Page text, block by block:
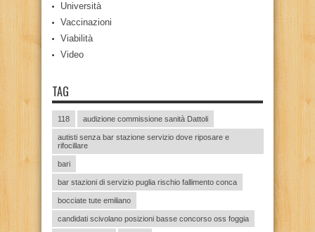
Università
Vaccinazioni
Viabilità
Video
TAG
118 audizione commissione sanità Dattoli
autisti senza bar stazione servizio dove riposare e
rifocillare
bari
bar stazioni di servizio puglia rischio fallimento conca
bocciate tute emiliano
candidati scivolano posizioni basse concorso oss foggia